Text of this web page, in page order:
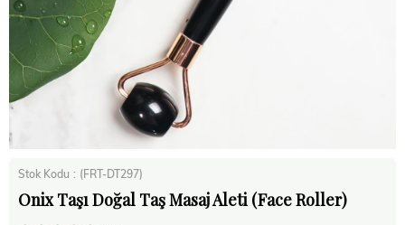
Stok Kodu (FRT-DT297)
Onix Taşı Doğal Taş Masaj Aleti (Face Roller)